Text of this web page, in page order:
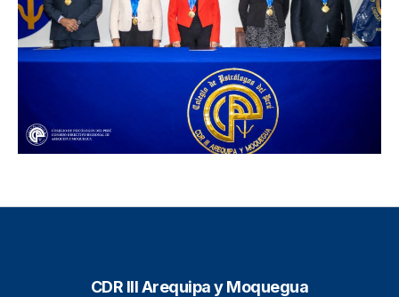
CDR III Arequipa y Moquegua